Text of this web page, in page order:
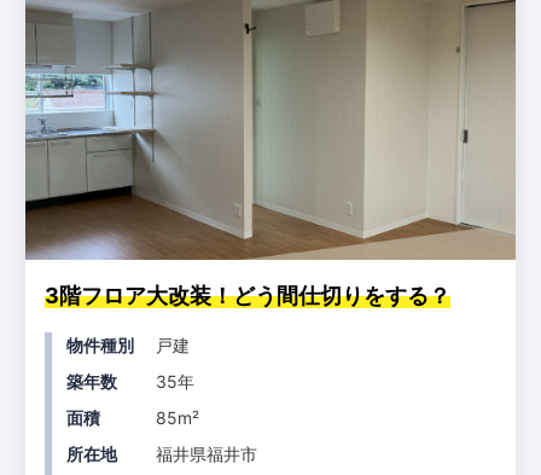
3階フロア大改装！どう間仕切りをする？
物件種別
戸建
築年数
35年
面積
85m²
所在地
福井県福井市